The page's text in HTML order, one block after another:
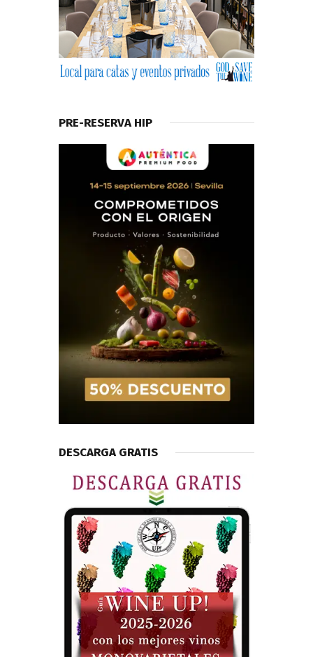
PRE-RESERVA HIP
DESCARGA GRATIS